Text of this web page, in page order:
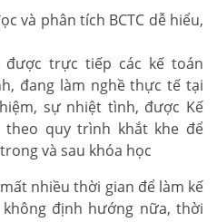
và phân tích BCTC dễ hiểu,
được trực tiếp các kế toán
đang làm nghề thực tế tại
sự nhiệt tình, được Kế
theo quy trình khắt khe để
và sau khóa học
nhiều thời gian để làm kế
định hướng nữa, thời